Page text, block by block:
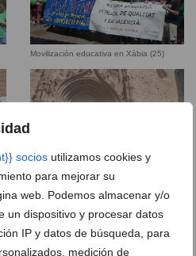
socios utilizamos cookies y
para mejorar su
web. Podemos almacenar y/o
un dispositivo y procesar datos
IP y datos de búsqueda, para
medición de
Movilización educativa en Xàbia (25)
Movilización educativa en Xàbia (27)